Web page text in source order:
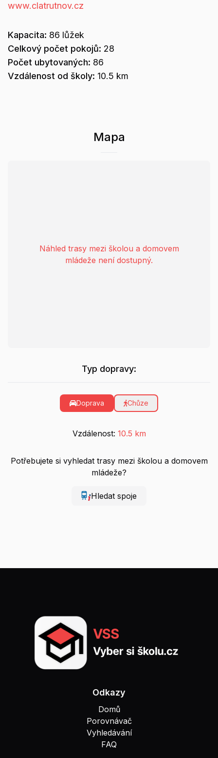
www.clatrutnov.cz
Kapacita: 86 lůžek
Celkový počet pokojů: 28
Počet ubytovaných: 86
Vzdálenost od školy: 10.5 km
Mapa
Náhled trasy mezi školou a domovem
mládeže není dostupný.
Typ dopravy:
Doprava Chůze
Vzdálenost: 10.5 km
Potřebujete si vyhledat trasy mezi školou a domovem
mládeže?
Hledat spoje
Odkazy
Domů
Porovnávač
Vyhledávání
FAQ